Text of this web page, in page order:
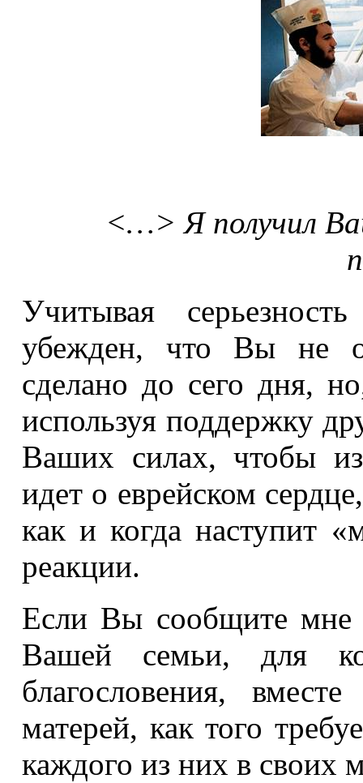
<…> Я получил
Учитывая
убежден, что Вы не
сделано до сего дня,
используя поддержку
Ваших силах, чтобы
идет о еврейском
как и когда наступит
реакции.
Если Вы сообщите мне
Вашей семьи, для
благословения,
матерей, как того
каждого из них в своих